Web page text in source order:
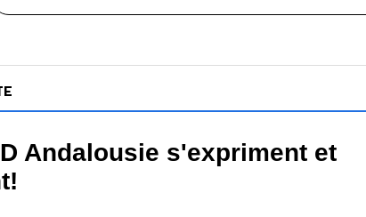
Andalousie s'expriment et